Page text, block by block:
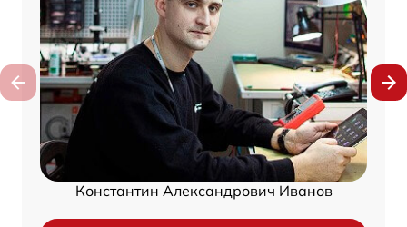
Константин Александрович Иванов